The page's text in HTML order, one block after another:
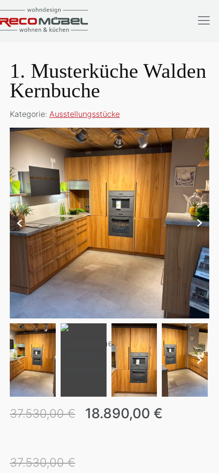
1. Musterküche Walden
Kernbuche
Kategorie: Ausstellungsstücke
37.530,00 € 18.890,00 €
37.530,00 €